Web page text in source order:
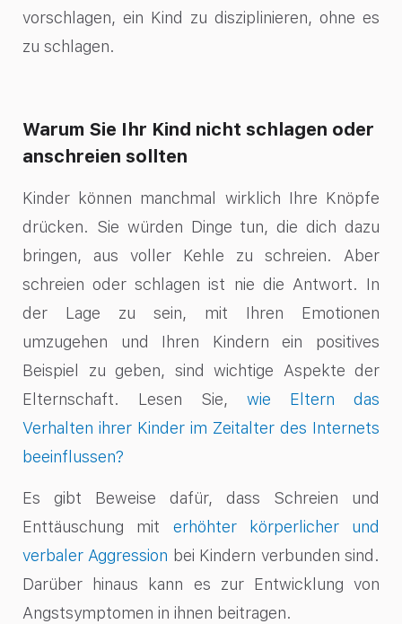
vorschlagen, ein Kind zu disziplinieren, ohne es
zu schlagen.
Warum Sie Ihr Kind nicht schlagen oder
anschreien sollten
Kinder können manchmal wirklich Ihre Knöpfe
drücken. Sie würden Dinge tun, die dich dazu
bringen, aus voller Kehle zu schreien. Aber
schreien oder schlagen ist nie die Antwort. In
der Lage zu sein, mit Ihren Emotionen
umzugehen und Ihren Kindern ein positives
Beispiel zu geben, sind wichtige Aspekte der
Elternschaft. Lesen Sie, wie Eltern das
Verhalten ihrer Kinder im Zeitalter des Internets
beeinflussen?
Es gibt Beweise dafür, dass Schreien und
Enttäuschung mit erhöhter körperlicher und
verbaler Aggression bei Kindern verbunden sind.
Darüber hinaus kann es zur Entwicklung von
Angstsymptomen in ihnen beitragen.